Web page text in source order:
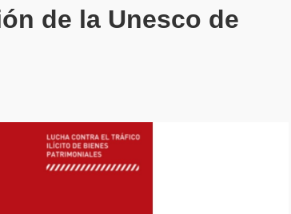
de la Unesco de